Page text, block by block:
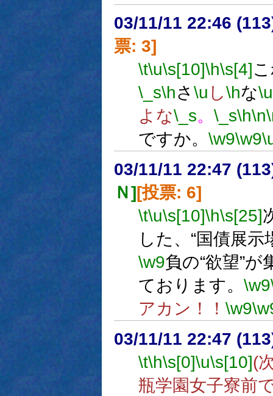
03/11/11 22:46
票: 3]
\t\u\s[10]\h\s[4]
\_s\hさ \u し\hな\u
よな\_s。 \_s\h\n
ですか。 \w9\w9
03/11/11 22:47
Ｎ][投票: 6]
\t\u\s[10]\h\s[25]
した、“国債展示
\w9負の“欲望”
ております。 \w9
アカン！！ \w9
03/11/11 22:47
\t\h\s[0]\u\s[10](
瓶学園女子寮前